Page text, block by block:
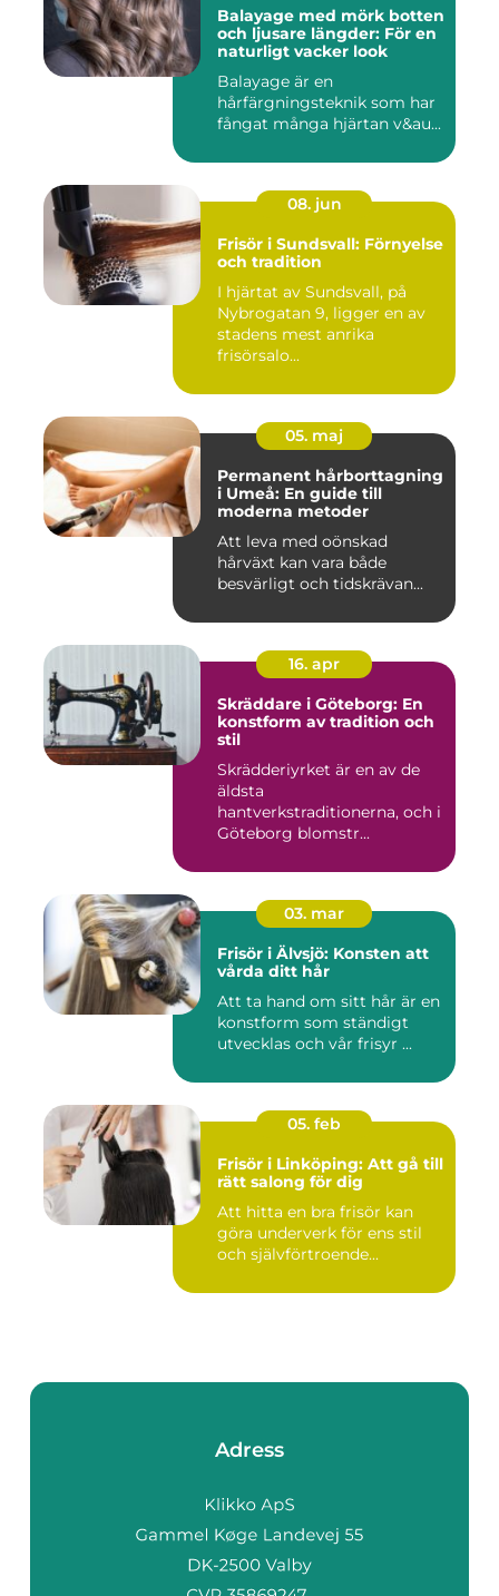
Balayage med mörk botten
och ljusare längder: För en
naturligt vacker look
Balayage är en
hårfärgningsteknik som har
fångat många hjärtan v&au...
08. jun
Frisör i Sundsvall: Förnyelse
och tradition
I hjärtat av Sundsvall, på
Nybrogatan 9, ligger en av
stadens mest anrika
frisörsalo...
05. maj
Permanent hårborttagning
i Umeå: En guide till
moderna metoder
Att leva med oönskad
hårväxt kan vara både
besvärligt och tidskrävan...
16. apr
Skräddare i Göteborg: En
konstform av tradition och
stil
Skrädderiyrket är en av de
äldsta
hantverkstraditionerna, och i
Göteborg blomstr...
03. mar
Frisör i Älvsjö: Konsten att
vårda ditt hår
Att ta hand om sitt hår är en
konstform som ständigt
utvecklas och vår frisyr ...
05. feb
Frisör i Linköping: Att gå till
rätt salong för dig
Att hitta en bra frisör kan
göra underverk för ens stil
och självförtroende...
Adress